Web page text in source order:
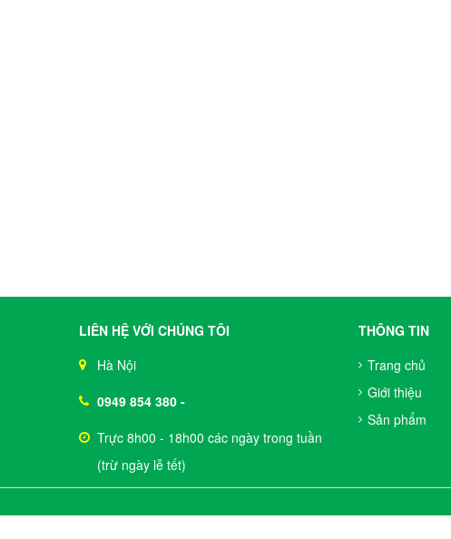
LIÊN HỆ VỚI CHÚNG TÔI
Hà Nội
0949 854 380 -
Trực 8h00 - 18h00 các ngày trong tuần
(trừ ngày lễ tết)
THÔNG TIN
Trang chủ
Giới thiệu
Sản phẩm